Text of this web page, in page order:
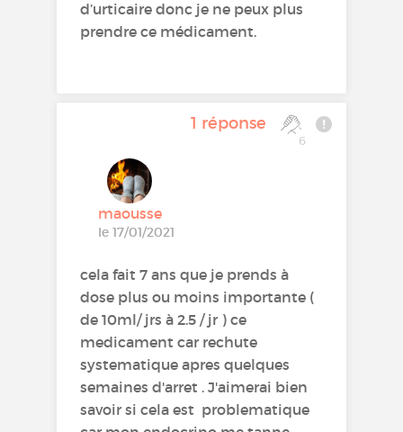
d’urticaire donc je ne peux plus
prendre ce médicament.
1 réponse
6
maousse
le 17/01/2021
cela fait 7 ans que je prends à
dose plus ou moins importante (
de 10ml/ jrs à 2.5 / jr ) ce
medicament car rechute
systematique apres quelques
semaines d'arret . J'aimerai bien
savoir si cela est problematique